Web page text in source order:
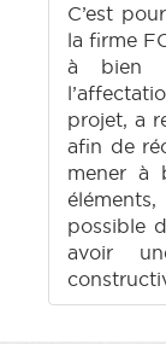
C’est
la firme
à bien
projet, a
afin de
mener à
possible
avoir